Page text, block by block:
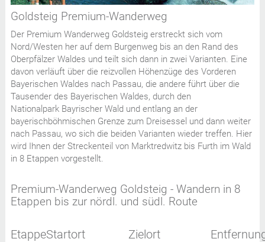
Goldsteig Premium-Wanderweg
Der Premium Wanderweg Goldsteig erstreckt sich vom
Nord/Westen her auf dem Burgenweg bis an den Rand des
Oberpfälzer Waldes und teilt sich dann in zwei Varianten. Eine
davon verläuft über die reizvollen Höhenzüge des Vorderen
Bayerischen Waldes nach Passau, die andere führt über die
Tausender des Bayerischen Waldes, durch den
Nationalpark Bayrischer Wald und entlang an der
bayerischböhmischen Grenze zum Dreisessel und dann weiter
nach Passau, wo sich die beiden Varianten wieder treffen. Hier
wird Ihnen der Streckenteil von Marktredwitz bis Furth im Wald
in 8 Etappen vorgestellt.
Premium-Wanderweg Goldsteig - Wandern in 8
Etappen bis zur nördl. und südl. Route
EtappeStartort Zielort